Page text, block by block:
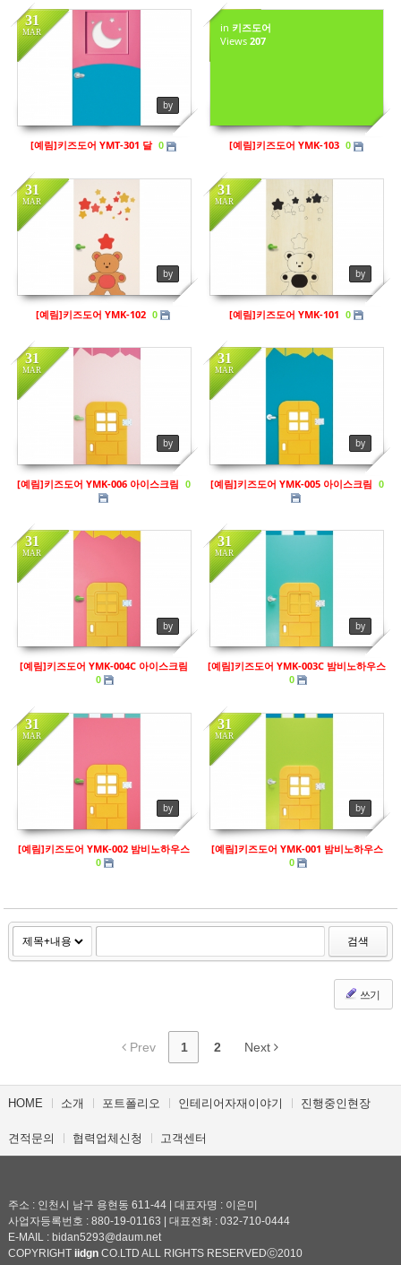
31
MAR
by
[예림]키즈도어 YMT-301 달 0
31
MAR
in 키즈도어
Views207
[예림]키즈도어 YMK-103 0
31
MAR
by
키즈도어
[예림]키즈도어 YMK-102 0
31
MAR
by
[예림]키즈도어 YMK-101 0
31
MAR
by
키즈도어
[예림]키즈도어 YMK-006 아이스크림 0
31
MAR
by
키즈도어
[예림]키즈도어 YMK-005 아이스크림 0
31
MAR
by
[예림]키즈도어 YMK-004C 아이스크림
0
31
MAR
by
[예림]키즈도어 YMK-003C 밤비노하우스
0
31
MAR
by
[예림]키즈도어 YMK-002 밤비노하우스
0
31
MAR
by
키즈도어
[예림]키즈도어 YMK-001 밤비노하우스
0
검색
쓰기
Prev 1 2 Next
HOME 소개 포트폴리오 인테리어자재이야기 진행중인현장
견적문의 협력업체신청 고객센터
주소 : 인천시 남구 용현동 611-44 | 대표자명 : 이은미
사업자등록번호 : 880-19-01163 | 대표전화 : 032-710-0444
E-MAIL : bidan5293@daum.net
COPYRIGHT iidgnCO.LTD ALL RIGHTS RESERVEDⓒ2010